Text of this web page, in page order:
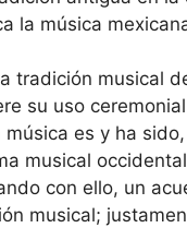
la música
musical
su uso
es y ha
musical
con ello, un
musical;